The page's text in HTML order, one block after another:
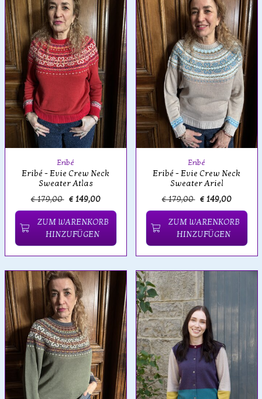
Eribé
Eribé - Evie Crew Neck
Sweater Atlas
€ 179,00 € 149,00
ZUM WARENKORB
HINZUFÜGEN
Eribé
Eribé - Evie Crew Neck
Sweater Ariel
€ 179,00 € 149,00
ZUM WARENKORB
HINZUFÜGEN